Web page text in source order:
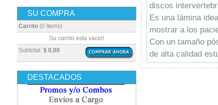
SU COMPRA
Carrito (0 Items)
Subtotal: $ 0,00
Su carrito esta vacio!
DESTACADOS
discos
Es una lámina
mostrar a los
Con un tamaño
de alta calidad